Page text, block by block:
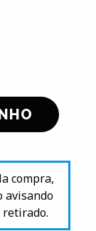
compra,
avisando